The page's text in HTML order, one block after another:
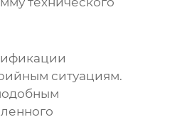
ситуациям.